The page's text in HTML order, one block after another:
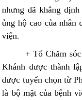
nhưng đã khẳng
ủng hộ cao của nhân
viện.
+ Tổ Chăm
Khánh được thành
được tuyển chọn từ
là bộ mặt của bệnh